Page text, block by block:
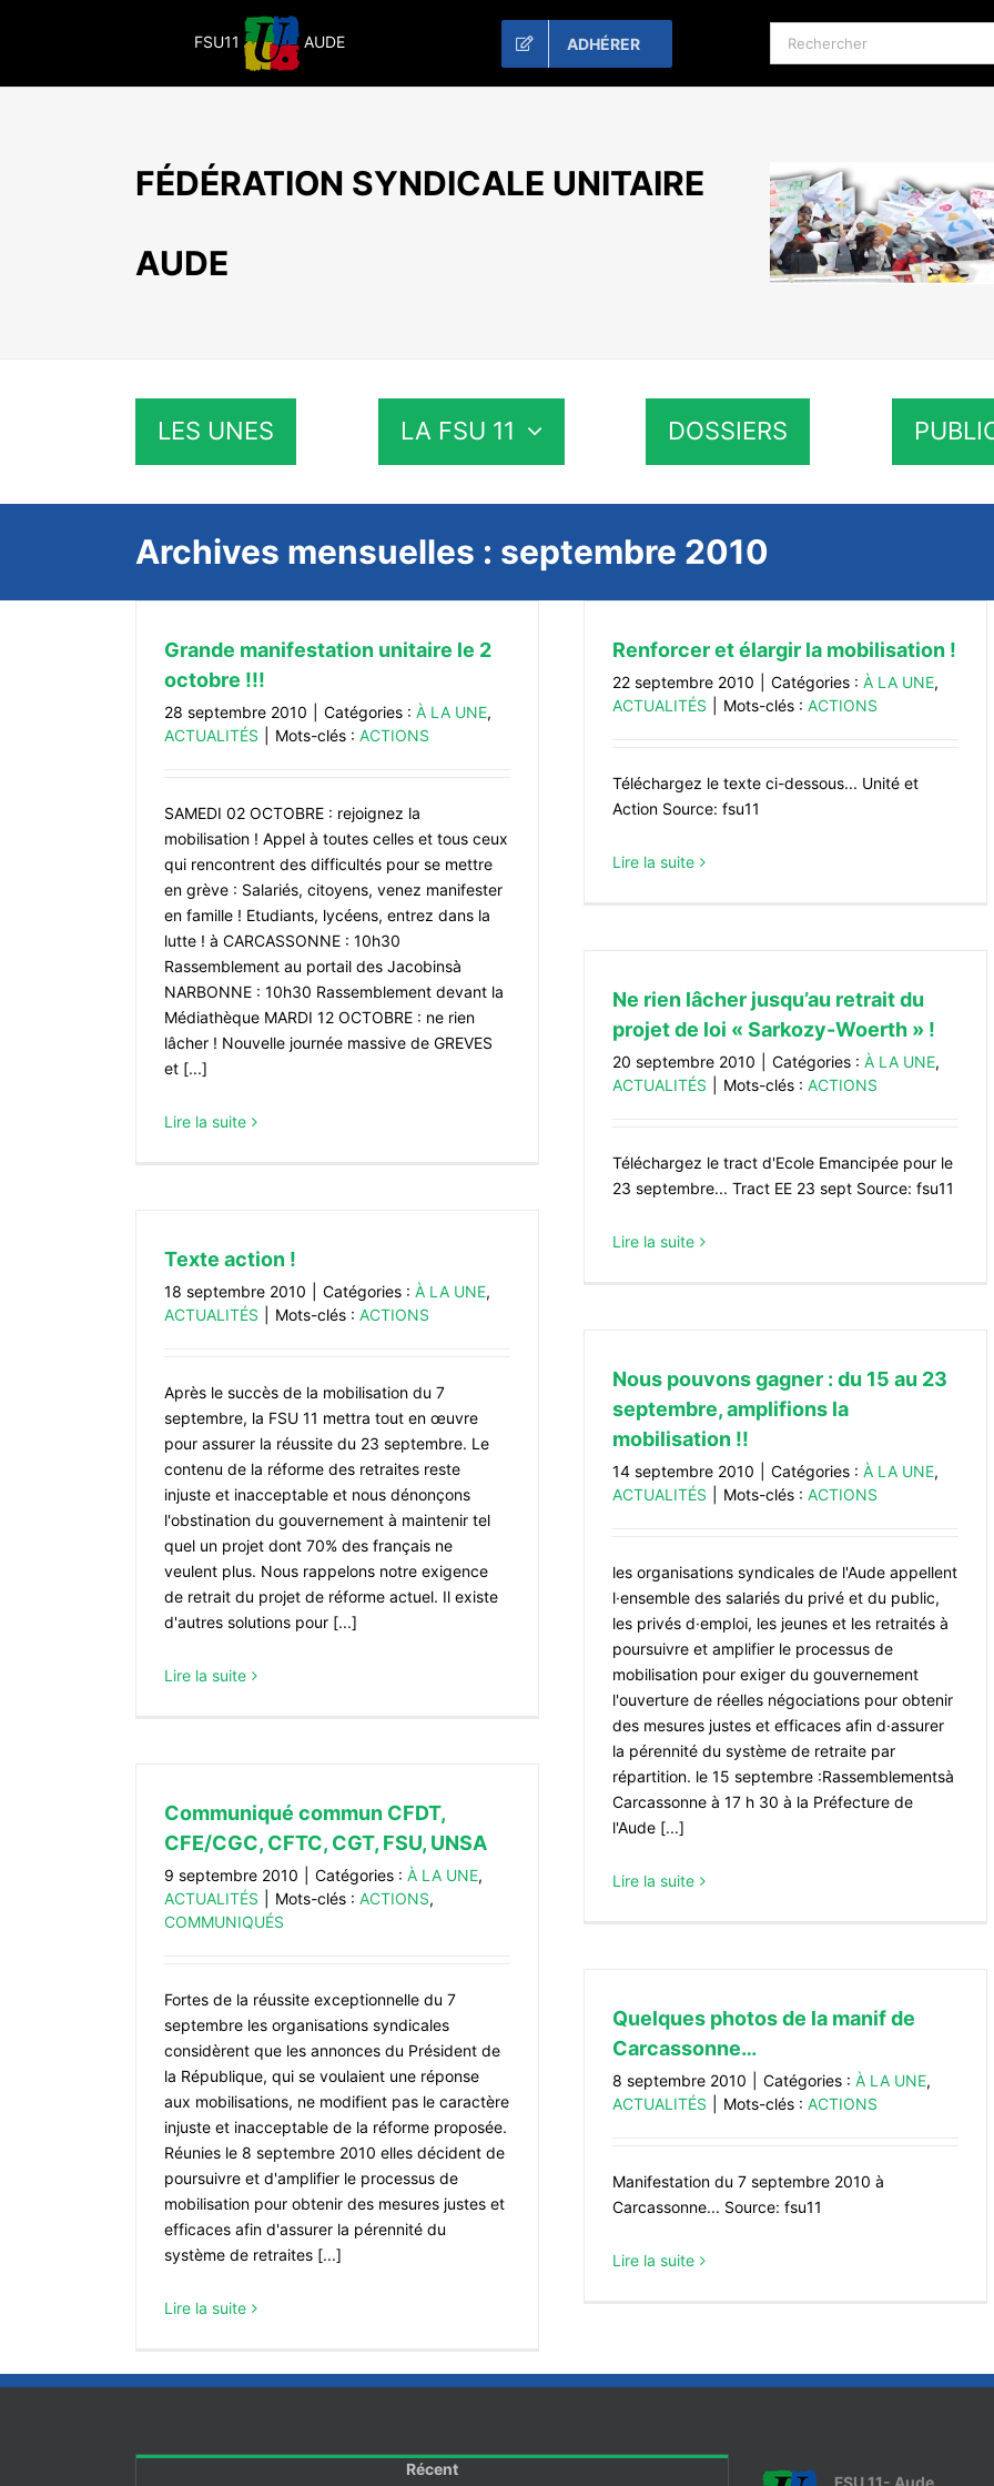
FSU11 AUDE ADHÉRER Rechercher:
FÉDÉRATION SYNDICALE UNITAIRE
AUDE
LES UNES LA FSU 11 DOSSIERS
Archives mensuelles : septembre 2010
Grande manifestation unitaire le 2
octobre !!!
28 septembre 2010 Catégories : À LA UNE,
ACTUALITÉS
Mots-clés : ACTIONS
SAMEDI 02 OCTOBRE : rejoignez la
mobilisation ! Appel à toutes celles et tous ceux
qui rencontrent des difficultés pour se mettre
en grève : Salariés, citoyens, venez manifester
en famille ! Etudiants, lycéens, entrez dans la
lutte ! à CARCASSONNE : 10h30
Rassemblement au portail des Jacobinsà
NARBONNE : 10h30 Rassemblement devant la
Médiathèque MARDI 12 OCTOBRE : ne rien
lâcher ! Nouvelle journée massive de GREVES
et [...]
Lire la suite
Renforcer et élargir la mobilisation !
22 septembre 2010 Catégories : À LA UNE,
ACTUALITÉS
Mots-clés : ACTIONS
Téléchargez le texte ci-dessous... Unité et
Action Source: fsu11
Lire la suite
Ne rien lâcher jusqu’au retrait du
projet de loi « Sarkozy-Woerth » !
20 septembre 2010 Catégories : À LA UNE,
ACTUALITÉS
Mots-clés : ACTIONS
Téléchargez le tract d'Ecole Emancipée pour le
23 septembre... Tract EE 23 sept Source: fsu11
Lire la suite
Texte action !
18 septembre 2010 Catégories : À LA UNE,
ACTUALITÉS
Mots-clés : ACTIONS
Après le succès de la mobilisation du 7
septembre, la FSU 11 mettra tout en œuvre
pour assurer la réussite du 23 septembre. Le
contenu de la réforme des retraites reste
injuste et inacceptable et nous dénonçons
l'obstination du gouvernement à maintenir tel
quel un projet dont 70% des français ne
veulent plus. Nous rappelons notre exigence
de retrait du projet de réforme actuel. Il existe
d'autres solutions pour [...]
Lire la suite
Nous pouvons gagner : du 15 au 23
septembre, amplifions la
mobilisation !!
14 septembre 2010 Catégories : À LA UNE,
ACTUALITÉS
Mots-clés : ACTIONS
les organisations syndicales de l'Aude appellent
l·ensemble des salariés du privé et du public,
les privés d·emploi, les jeunes et les retraités à
poursuivre et amplifier le processus de
mobilisation pour exiger du gouvernement
l'ouverture de réelles négociations pour obtenir
des mesures justes et efficaces afin d·assurer
la pérennité du système de retraite par
répartition. le 15 septembre :Rassemblementsà
Carcassonne à 17 h 30 à la Préfecture de
l'Aude [...]
Lire la suite
Communiqué commun CFDT,
CFE/CGC, CFTC, CGT, FSU, UNSA
9 septembre 2010 Catégories : À LA UNE,
ACTUALITÉS
Mots-clés : ACTIONS,
COMMUNIQUÉS
Fortes de la réussite exceptionnelle du 7
septembre les organisations syndicales
considèrent que les annonces du Président de
la République, qui se voulaient une réponse
aux mobilisations, ne modifient pas le caractère
injuste et inacceptable de la réforme proposée.
Réunies le 8 septembre 2010 elles décident de
poursuivre et d'amplifier le processus de
mobilisation pour obtenir des mesures justes et
efficaces afin d'assurer la pérennité du
système de retraites [...]
Lire la suite
Quelques photos de la manif de
Carcassonne…
8 septembre 2010 Catégories : À LA UNE,
ACTUALITÉS
Mots-clés : ACTIONS
Manifestation du 7 septembre 2010 à
Carcassonne... Source: fsu11
Lire la suite
Récent
FSU 11- Aude